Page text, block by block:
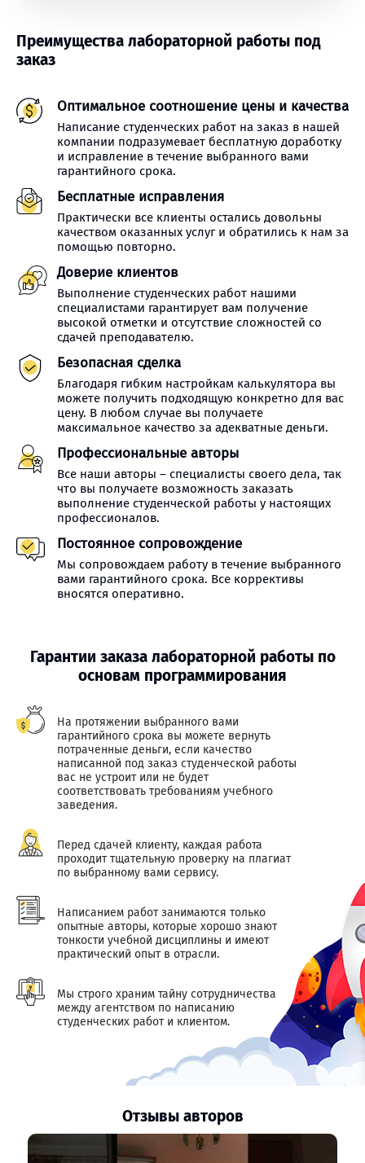
Преимущества лабораторной работы под
заказ
Оптимальное соотношение цены и качества
Написание студенческих работ на заказ в нашей
компании подразумевает бесплатную доработку
и исправление в течение выбранного вами
гарантийного срока.
Бесплатные исправления
Практически все клиенты остались довольны
качеством оказанных услуг и обратились к нам за
помощью повторно.
Доверие клиентов
Выполнение студенческих работ нашими
специалистами гарантирует вам получение
высокой отметки и отсутствие сложностей со
сдачей преподавателю.
Безопасная сделка
Благодаря гибким настройкам калькулятора вы
можете получить подходящую конкретно для вас
цену. В любом случае вы получаете
максимальное качество за адекватные деньги.
Профессиональные авторы
Все наши авторы – специалисты своего дела, так
что вы получаете возможность заказать
выполнение студенческой работы у настоящих
профессионалов.
Постоянное сопровождение
Мы сопровождаем работу в течение выбранного
вами гарантийного срока. Все коррективы
вносятся оперативно.
Гарантии заказа лабораторной работы по
основам программирования
На протяжении выбранного вами
гарантийного срока вы можете вернуть
потраченные деньги, если качество
написанной под заказ студенческой работы
вас не устроит или не будет
соответствовать требованиям учебного
заведения.
Перед сдачей клиенту, каждая работа
проходит тщательную проверку на плагиат
по выбранному вами сервису.
Написанием работ занимаются только
опытные авторы, которые хорошо знают
тонкости учебной дисциплины и имеют
практический опыт в отрасли.
Мы строго храним тайну сотрудничества
между агентством по написанию
студенческих работ и клиентом.
Отзывы авторов